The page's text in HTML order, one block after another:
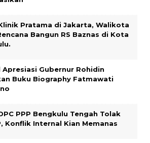
Pratama di Jakarta, Walikota
Bangun RS Baznas di Kota
Apresiasi Gubernur Rohidin
Buku Biography Fatmawati
PPP Bengkulu Tengah Tolak
Konflik Internal Kian Memanas